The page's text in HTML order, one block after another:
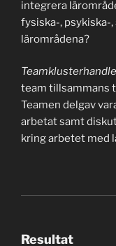
integrera
fysiska-, psykiska-
lärområdena?
team tillsammans
Teamen delgav
arbetat samt
kring arbetet med
Resultat